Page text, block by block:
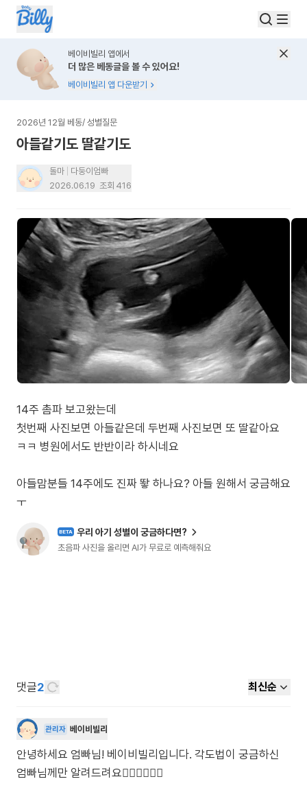
베이비빌리 앱에서
더 많은 베동글을 볼 수 있어요!
베이비빌리 앱 다운받기
2026년 12월 베동/ 성별질문
아들같기도 딸같기도
돌마
다둥이엄빠
2026.06.19 조회 416
14주 촘파 보고왔는데
첫번째 사진보면 아들같은데 두번째 사진보면 또 딸같아요
ㅋㅋ 병원에서도 반반이라 하시네요
아들맘분들 14주에도 진짜 뙇 하나요? 아들 원해서 궁금해요
ㅜ
BETA 우리 아기 성별이 궁금하다면?
초음파 사진을 올리면 AI가 무료로 예측해줘요
댓글2 최신순
관리자 베이비빌리
안녕하세요 엄빠님! 베이비빌리입니다. 각도법이 궁금하신
엄빠님께만 알려드려요🙋🏻‍♀️🙋🏻‍♂️